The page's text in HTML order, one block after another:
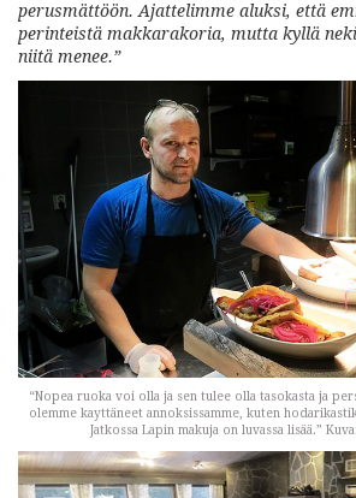
perusmättöön. Ajattelimme aluksi, että
perinteistä makkarakoria, mutta kyllä
niitä menee.”
“Nopea ruoka voi olla ja sen tulee olla tasokasta ja
olemme kayttäneet annoksissamme, kuten
Jatkossa Lapin makuja on luvassa lisää.”